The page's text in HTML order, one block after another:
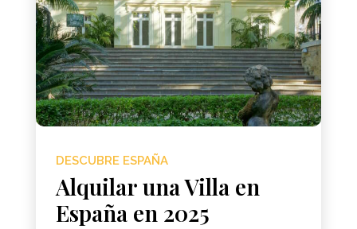
DESCUBRE ESPAÑA
Alquilar una Villa en
España en 2025